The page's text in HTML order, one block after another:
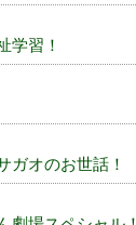
学習！
ガオのお世話！